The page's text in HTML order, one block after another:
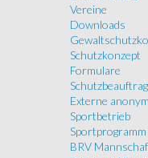
Vereine
Downloads
Schutzkonzept
Formulare
Externe
Sportbetrieb
Sportprogramm
BRV